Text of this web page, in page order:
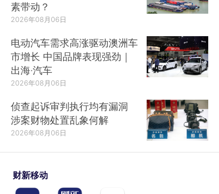
素带动？
2026年08月06日
电动汽车需求高涨驱动澳洲车
市增长 中国品牌表现强劲｜
出海·汽车
2026年08月06日
侦查起诉审判执行均有漏洞
涉案财物处置乱象何解
2026年08月06日
财新移动